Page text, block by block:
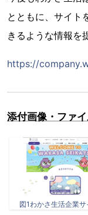
とともに、サイト
きるような情報を
https://
添付画像・ファ
図1わかさ生活企業